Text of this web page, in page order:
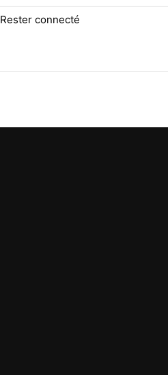
Rester connecté